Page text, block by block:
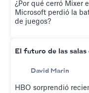
¿Por qué cerró Mixer
Microsoft perdió la
de juegos?
El futuro de las
David Marin
HBO sorprendió